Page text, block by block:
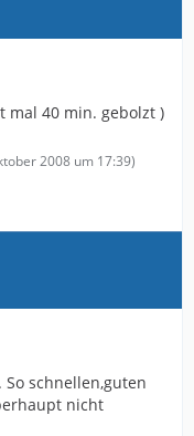
mal 40 min. gebolzt )
2008 um 17:39)
schnellen,guten
nicht